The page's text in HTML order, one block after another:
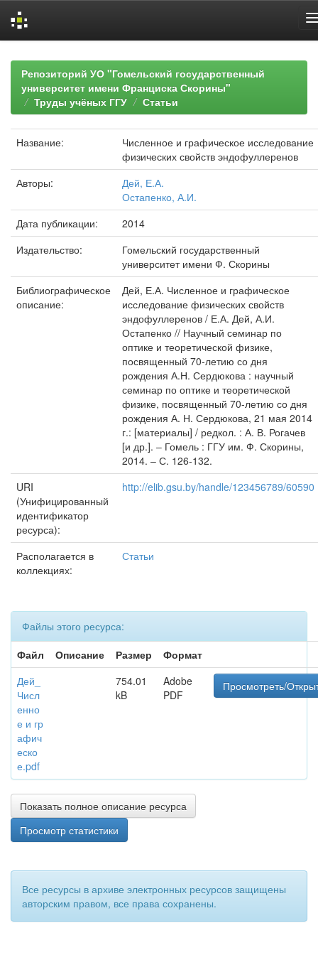
navigationРепозиторий УО "Гомельский государственный
университет имени Франциска Скорины"
Труды учёных ГГУ
Статьи
Название:
Численное и графическое исследование
физических свойств эндофуллеренов
Авторы:
Дей, Е.А.
Остапенко, А.И.
Дата публикации:
2014
Издательство:
Гомельский государственный
университет имени Ф. Скорины
Библиографическое
описание:
Дей, Е.А. Численное и графическое
исследование физических свойств
эндофуллеренов / Е.А. Дей, А.И.
Остапенко // Научный семинар по
оптике и теоретической физике,
посвященный 70-летию со дня
рождения А.Н. Сердюкова : научный
семинар по оптике и теоретической
физике, посвященный 70-летию со дня
рождения А. Н. Сердюкова, 21 мая 2014
г.: [материалы] / редкол. : А. В. Рогачев
[и др.]. – Гомель : ГГУ им. Ф. Скорины,
2014. – С. 126-132.
URI
(Унифицированный
идентификатор
ресурса):
http://elib.gsu.by/handle/123456789/60590
Располагается в
коллекциях:
Статьи
Файлы этого ресурса:
Файл
Описание Размер
Формат
Дей_
Числ
енно
е и гр
афич
еско
е.pdf
754.01
kB
Adobe
PDF
Просмотреть/
Показать полное описание ресурса
Просмотр статистики
Все ресурсы в архиве электронных ресурсов защищены
авторским правом, все права сохранены.